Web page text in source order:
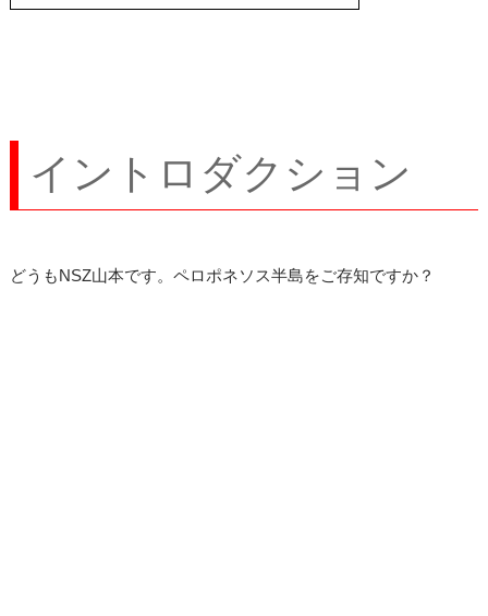
イントロダクション
どうもNSZ山本です。ペロポネソス半島をご存知ですか？